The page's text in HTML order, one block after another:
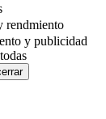
rendmiento
y publicidad